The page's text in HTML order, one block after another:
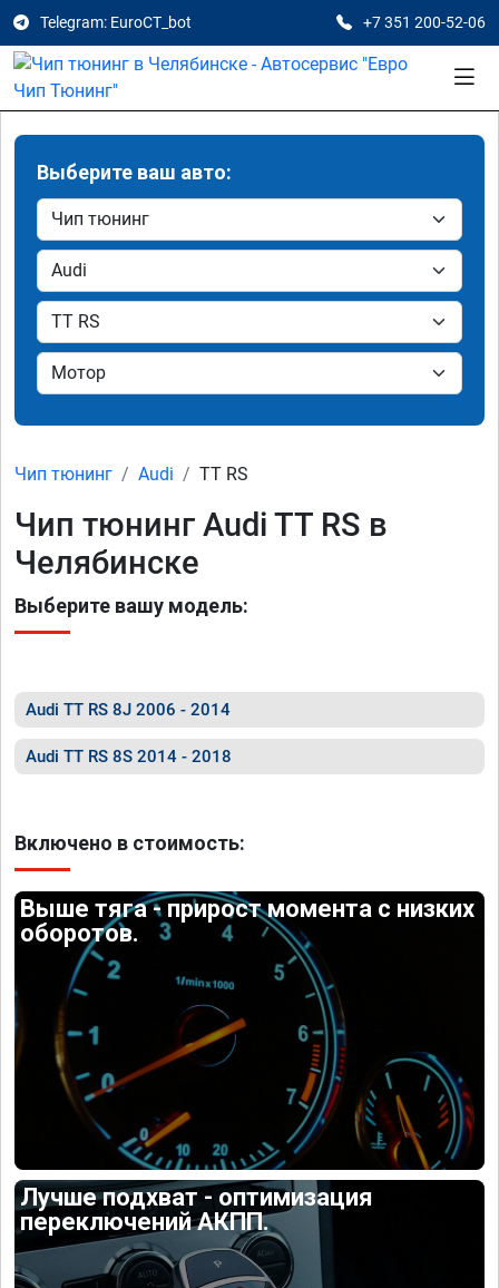
Telegram: EuroCT_bot +7 351 200-52-06
Выберите ваш авто:
Чип тюнинг Audi TT RS
Чип тюнинг Audi TT RS в
Челябинске
Выберите вашу модель:
Audi TT RS 8J 2006 - 2014
Audi TT RS 8S 2014 - 2018
Включено в стоимость:
Выше тяга - прирост момента с низких
оборотов.
Лучше подхват - оптимизация
переключений АКПП.